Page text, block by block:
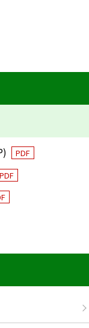
PDF
PDF